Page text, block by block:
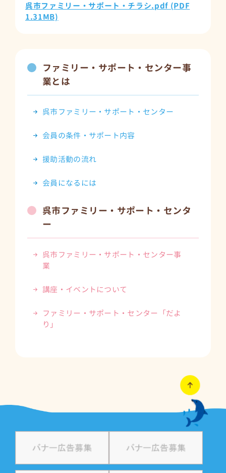
呉市ファミリー・サポート・チラシ.pdf (PDF
1.31MB)
ファミリー・サポート・センター事
業とは
呉市ファミリー・サポート・センター
会員の条件・サポート内容
援助活動の流れ
会員になるには
呉市ファミリー・サポート・センタ
ー
呉市ファミリー・サポート・センター事
業
講座・イベントについて
ファミリー・サポート・センター「だよ
り」